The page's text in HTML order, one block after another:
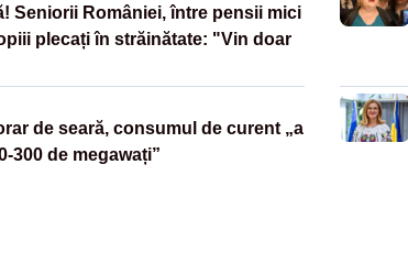
Seniorii României, între pensii mici
plecați în străinătate: "Vin doar
de seară, consumul de curent „a
300 de megawați”